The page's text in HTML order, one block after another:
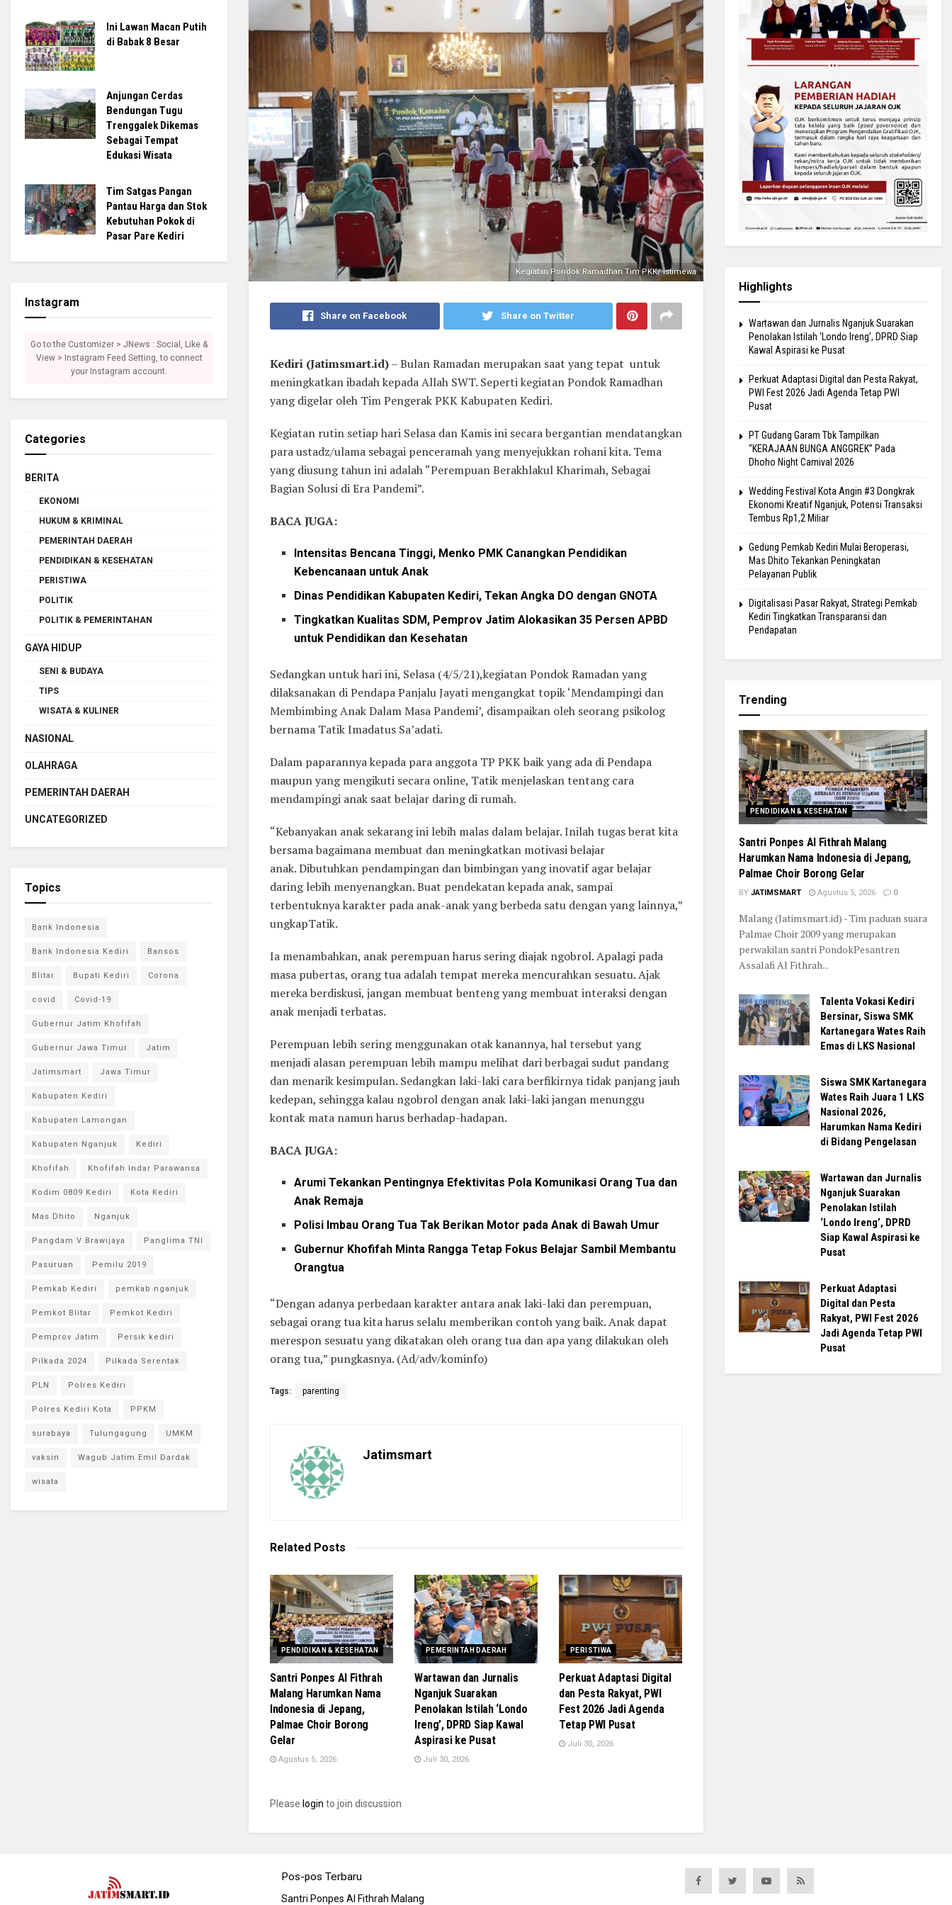
Kegiatan Pondok Ramadhan Tim PKK/ istimewa
Share on Facebook Share on Twitter
Kediri (Jatimsmart.id)– Bulan Ramadan merupakan saat yang tepat untuk
meningkatkan ibadah kepada Allah SWT. Seperti kegiatan Pondok Ramadhan
yang digelar oleh Tim Pengerak PKK Kabupaten Kediri.
Kegiatan rutin setiap hari Selasa dan Kamis ini secara bergantian mendatangkan
para ustadz/ulama sebagai penceramah yang menyejukkan rohani kita. Tema
yang diusung tahun ini adalah “Perempuan Berakhlakul Kharimah, Sebagai
Bagian Solusi di Era Pandemi”.
BACA JUGA:
Intensitas Bencana Tinggi, Menko PMK Canangkan Pendidikan
Kebencanaan untuk Anak
Dinas Pendidikan Kabupaten Kediri, Tekan Angka DO dengan GNOTA
Tingkatkan Kualitas SDM, Pemprov Jatim Alokasikan 35 Persen APBD
untuk Pendidikan dan Kesehatan
Sedangkan untuk hari ini, Selasa (4/5/21),kegiatan Pondok Ramadan yang
dilaksanakan di Pendapa Panjalu Jayati mengangkat topik ‘Mendampingi dan
Membimbing Anak Dalam Masa Pandemi’, disampaikan oleh seorang psikolog
bernama Tatik Imadatus Sa’adati.
Dalam paparannya kepada para anggota TP PKK baik yang ada di Pendapa
maupun yang mengikuti secara online, Tatik menjelaskan tentang cara
mendampingi anak saat belajar daring di rumah.
“Kebanyakan anak sekarang ini lebih malas dalam belajar. Inilah tugas berat kita
bersama bagaimana membuat dan meningkatkan motivasi belajar
anak. Dibutuhkan pendampingan dan bimbingan yang inovatif agar belajar
daring lebih menyenangkan. Buat pendekatan kepada anak, sampai
terbentuknya karakter pada anak-anak yang berbeda satu dengan yang lainnya,”
ungkapTatik.
Ia menambahkan, anak perempuan harus sering diajak ngobrol. Apalagi pada
masa pubertas, orang tua adalah tempat mereka mencurahkan sesuatu. Ajak
mereka berdiskusi, jangan membuat benteng yang membuat interaksi dengan
anak menjadi terbatas.
Perempuan lebih sering menggunakan otak kanannya, hal tersebut yang
menjadi alasan perempuan lebih mampu melihat dari berbagai sudut pandang
dan menarik kesimpulan. Sedangkan laki-laki cara berfikirnya tidak panjang jauh
kedepan, sehingga kalau ngobrol dengan anak laki-laki jangan menunggu
kontak mata namun harus berhadap-hadapan.
BACA JUGA:
Arumi Tekankan Pentingnya Efektivitas Pola Komunikasi Orang Tua dan
Anak Remaja
Polisi Imbau Orang Tua Tak Berikan Motor pada Anak di Bawah Umur
Gubernur Khofifah Minta Rangga Tetap Fokus Belajar Sambil Membantu
Orangtua
“Dengan adanya perbedaan karakter antara anak laki-laki dan perempuan,
sebagai orang tua kita harus selalu memberikan contoh yang baik. Anak dapat
merespon sesuatu yang dikatakan oleh orang tua dan apa yang dilakukan oleh
orang tua,” pungkasnya. (Ad/adv/kominfo)
Tags: parenting
Jatimsmart
Related Posts
PENDIDIKAN & KESEHATAN
Santri Ponpes Al Fithrah
Malang Harumkan Nama
Indonesia di Jepang,
Palmae Choir Borong
Gelar
Agustus 5, 2026
PEMERINTAH DAERAH
Wartawan dan Jurnalis
Nganjuk Suarakan
Penolakan Istilah ‘Londo
Ireng’, DPRD Siap Kawal
Aspirasi ke Pusat
Juli 30, 2026
PERISTIWA
Perkuat Adaptasi Digital
dan Pesta Rakyat, PWI
Fest 2026 Jadi Agenda
Tetap PWI Pusat
Juli 30, 2026
Please login to join discussion
Ini Lawan Macan Putih
di Babak 8 Besar
Anjungan Cerdas
Bendungan Tugu
Trenggalek Dikemas
Sebagai Tempat
Edukasi Wisata
Tim Satgas Pangan
Pantau Harga dan Stok
Kebutuhan Pokok di
Pasar Pare Kediri
Instagram
Go to the Customizer > JNews : Social, Like &
View > Instagram Feed Setting, to connect
your Instagram account.
Categories
BERITA
EKONOMI
HUKUM & KRIMINAL
PEMERINTAH DAERAH
PENDIDIKAN & KESEHATAN
PERISTIWA
POLITIK
POLITIK & PEMERINTAHAN
GAYA HIDUP
SENI & BUDAYA
TIPS
WISATA & KULINER
NASIONAL
OLAHRAGA
PEMERINTAH DAERAH
UNCATEGORIZED
Topics
Bank Indonesia
Bank Indonesia Kediri Bansos
Blitar Bupati Kediri Corona
covid Covid-19
Gubernur Jatim Khofifah
Gubernur Jawa Timur Jatim
Jatimsmart Jawa Timur
Kabupaten Kediri
Kabupaten Lamongan
Kabupaten Nganjuk Kediri
Khofifah Khofifah Indar Parawansa
Kodim 0809 Kediri Kota Kediri
Mas Dhito Nganjuk
Pangdam V Brawijaya Panglima TNI
Pasuruan Pemilu 2019
Pemkab Kediri pemkab nganjuk
Pemkot Blitar Pemkot Kediri
Pemprov Jatim Persik kediri
Pilkada 2024 Pilkada Serentak
PLN Polres Kediri
Polres Kediri Kota PPKM
surabaya Tulungagung UMKM
vaksin Wagub Jatim Emil Dardak
wisata
Highlights
Wartawan dan Jurnalis Nganjuk Suarakan
Penolakan Istilah ‘Londo Ireng’, DPRD Siap
Kawal Aspirasi ke Pusat
Perkuat Adaptasi Digital dan Pesta Rakyat,
PWI Fest 2026 Jadi Agenda Tetap PWI
Pusat
PT Gudang Garam Tbk Tampilkan
“KERAJAAN BUNGA ANGGREK” Pada
Dhoho Night Carnival 2026
Wedding Festival Kota Angin #3 Dongkrak
Ekonomi Kreatif Nganjuk, Potensi Transaksi
Tembus Rp1,2 Miliar
Gedung Pemkab Kediri Mulai Beroperasi,
Mas Dhito Tekankan Peningkatan
Pelayanan Publik
Digitalisasi Pasar Rakyat, Strategi Pemkab
Kediri Tingkatkan Transparansi dan
Pendapatan
Trending
PENDIDIKAN & KESEHATAN
Santri Ponpes Al Fithrah Malang
Harumkan Nama Indonesia di Jepang,
Palmae Choir Borong Gelar
BY JATIMSMART Agustus 5, 2026 0
Malang (Jatimsmart.id) - Tim paduan suara
Palmae Choir 2009 yang merupakan
perwakilan santri PondokPesantren
Assalafi Al Fithrah...
Talenta Vokasi Kediri
Bersinar, Siswa SMK
Kartanegara Wates Raih
Emas di LKS Nasional
Siswa SMK Kartanegara
Wates Raih Juara 1 LKS
Nasional 2026,
Harumkan Nama Kediri
di Bidang Pengelasan
Wartawan dan Jurnalis
Nganjuk Suarakan
Penolakan Istilah
‘Londo Ireng’, DPRD
Siap Kawal Aspirasi ke
Pusat
Perkuat Adaptasi
Digital dan Pesta
Rakyat, PWI Fest 2026
Jadi Agenda Tetap PWI
Pusat
Pos-pos Terbaru
Santri Ponpes Al Fithrah Malang